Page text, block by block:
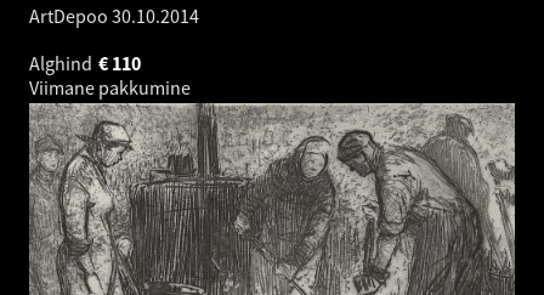
ArtDepoo 30.10.2014
Alghind
110
€
Viimane pakkumine